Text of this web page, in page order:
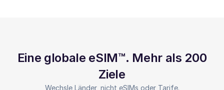
Eine globale eSIM™. Mehr als 200
Ziele
Wechsle Länder, nicht eSIMs oder Tarife.